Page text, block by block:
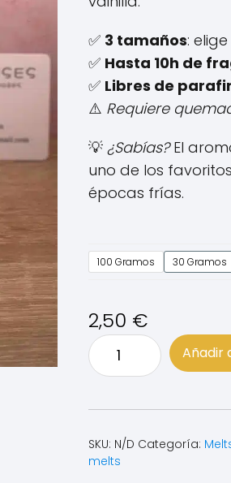
✅ 3 tamaños:
✅ Hasta 10h de
✅ Libres de
⚠️ Requiere
💡 ¿Sabías?El
uno de los
épocas frías.
100 Gramos 30 Gramos
2,50 €
Melts
de
cantidad
Añadir
SKU: N/D Categoría:
melts